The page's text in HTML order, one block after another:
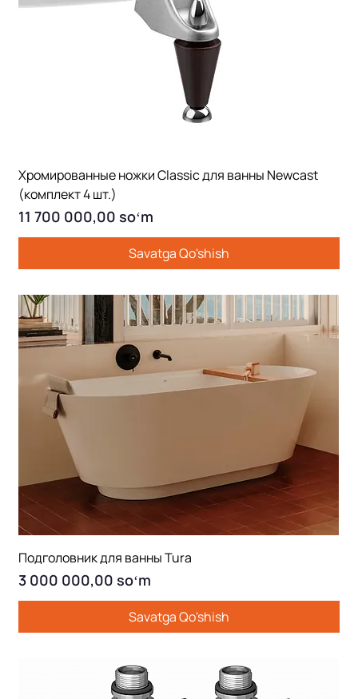
Хромированные ножки Classic для ванны Newcast
(комплект 4 шт.)
Price
11 700 000,00 soʻm
Savatga Qo'shish
Подголовник для ванны Tura
Price
3 000 000,00 soʻm
Savatga Qo'shish